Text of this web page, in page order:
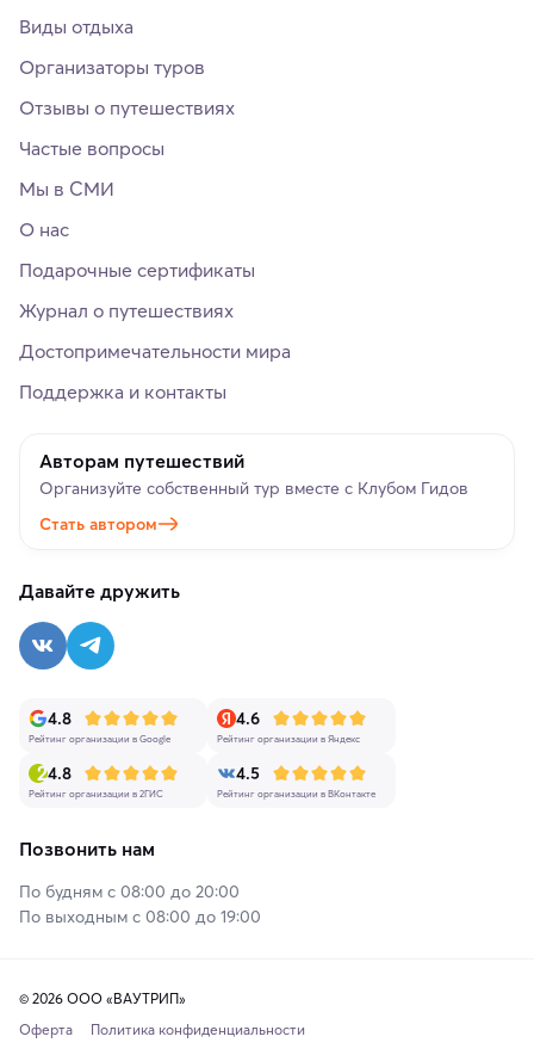
Виды отдыха
Организаторы туров
Отзывы о путешествиях
Частые вопросы
Мы в СМИ
О нас
Подарочные сертификаты
Журнал о путешествиях
Достопримечательности мира
Поддержка и контакты
Авторам путешествий
Организуйте собственный тур вместе с Клубом Гидов
Стать автором
Давайте дружить
4.8
Рейтинг организации в Google
4.6
Рейтинг организации в Яндекс
4.8
Рейтинг организации в 2ГИС
4.5
Рейтинг организации в ВКонтакте
Позвонить нам
По будням с 08:00 до 20:00
По выходным с 08:00 до 19:00
© 2026 ООО «ВАУТРИП»
Оферта
Политика конфиденциальности